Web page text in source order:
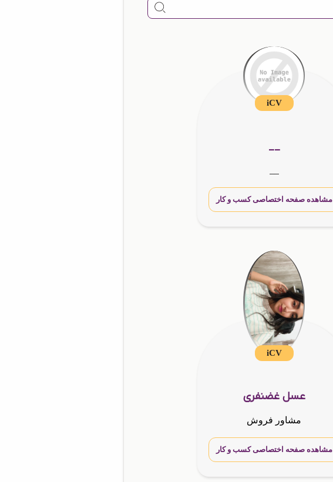
iCV
__
مشاهده صفحه اختصاصی کسب و کار
iCV
عسل غضنفری
مشاور فروش
مشاهده صفحه اختصاصی کسب و کار